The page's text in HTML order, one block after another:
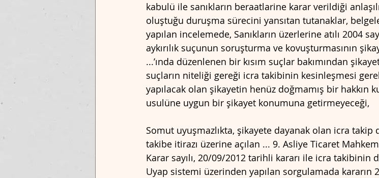
kabulü ile sanıkların beraatlarine karar verildiği
oluştuğu duruşma sürecini yansıtan tutanaklar,
yapılan incelemede, Sanıkların üzerlerine atılı 2004
aykırılık suçunun soruşturma ve kovuşturmasının
...’ında düzenlenen bir kısım suçlar bakımından
suçların niteliği gereği icra takibinin kesinleşmesi
yapılacak olan şikayetin henüz doğmamış bir hakkın
usulüne uygun bir şikayet konumuna getirmeyeceği,
Somut uyuşmazlıkta, şikayete dayanak olan icra
takibe itirazı üzerine açılan ... 9. Asliye Ticaret
Karar sayılı, 20/09/2012 tarihli kararı ile icra takibinin
Uyap sistemi üzerinden yapılan sorgulamada